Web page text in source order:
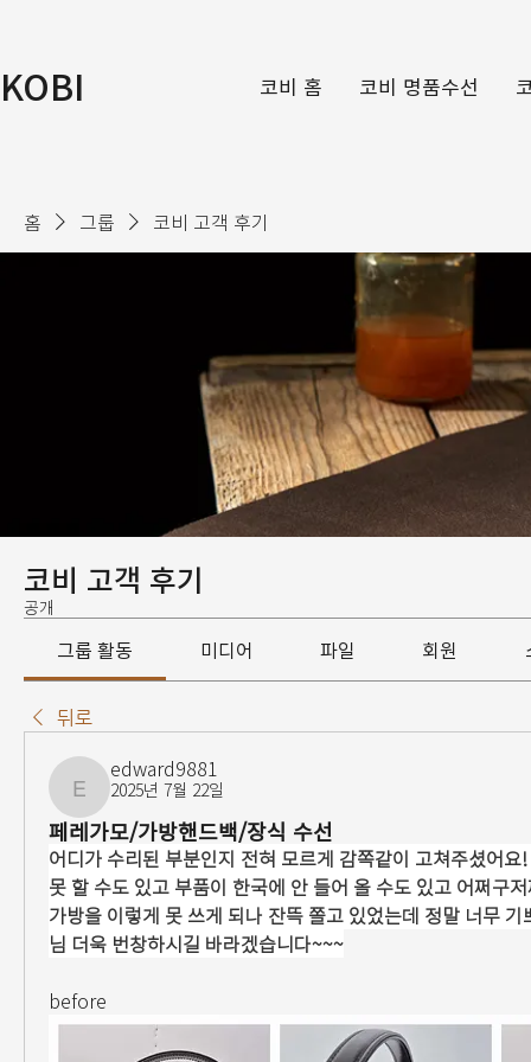
KOBI 코비 홈 코비 명품수선
홈 그룹 코비 고객 후기
코비 고객 후기
공개
그룹 활동 미디어 파일 회원
뒤로
edward9881
edward9881
2025년 7월 22일
페레가모/가방핸드백/장식 수선
어디가 수리된 부분인지 전혀 모르게 감쪽같이 고쳐주셨어
못 할 수도 있고 부품이 한국에 안 들어 올 수도 있고 어쩌구
가방을 이렇게 못 쓰게 되나 잔뜩 쫄고 있었는데 정말 너무
님 더욱 번창하시길 바라겠습니다~~~
before